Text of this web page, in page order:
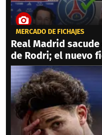
MERCADO DE FICHAJES
Real Madrid
de Rodri; el nuevo